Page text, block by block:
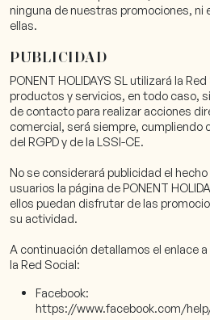
ninguna de nuestras promociones, ni
ellas.
PUBLICIDAD
PONENT HOLIDAYS SL utilizará la
productos y servicios, en todo caso,
de contacto para realizar acciones
comercial, será siempre, cumpliendo
del RGPD y de la LSSI-CE.
No se considerará publicidad el
usuarios la página de PONENT
ellos puedan disfrutar de las
su actividad.
A continuación detallamos el enlace
la Red Social:
Facebook:
https://www.facebook.com/